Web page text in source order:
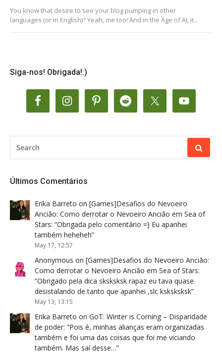
You know that desire to see your blog pumping in other
languages (or in English)? Yeah, me too! And in the Age of AI, it...
Siga-nos! Obrigada!:)
FOR:
Últimos Comentários
Erika Barreto on [Games]Desafios do Nevoeiro
Ancião: Como derrotar o Nevoeiro Ancião em Sea of
Stars: “Obrigada pelo comentário =} Eu apanhei
também heheheh”
May 17, 12:57
Anonymous on [Games]Desafios do Nevoeiro Ancião:
Como derrotar o Nevoeiro Ancião em Sea of Stars:
“Obrigado pela dica sksksksk rapaz eu tava quase
desistalando de tanto que apanhei ,slc ksksksksk”
May 13, 13:15
Erika Barreto on GoT: Winter is Coming – Disparidade
de poder: “Pois é, minhas alianças eram organizadas
também e foi uma das coisas que foi me viciando
também. Mas saí desse…”